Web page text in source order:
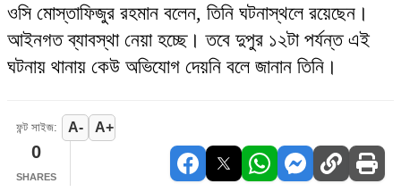
ওসি মোস্তাফিজুর রহমান বলেন, তিনি ঘটনাস্থলে রয়েছেন।
আইনগত ব্যাবস্থা নেয়া হচ্ছে। তবে দুপুর ১২টা পর্যন্ত এই
ঘটনায় থানায় কেউ অভিযোগ দেয়নি বলে জানান তিনি।
ফন্ট সাইজ: A- A+
0
SHARES